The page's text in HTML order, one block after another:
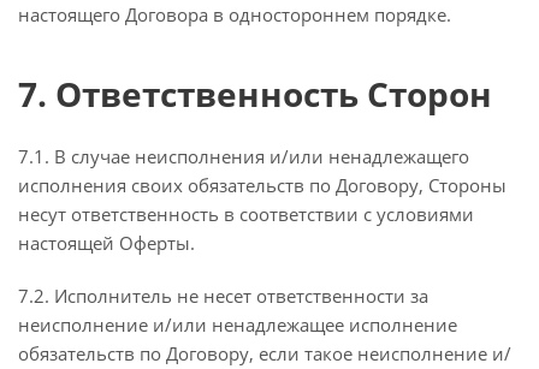
настоящего Договора в одностороннем порядке.
7. Ответственность Сторон
7.1. В случае неисполнения и/или ненадлежащего
исполнения своих обязательств по Договору, Стороны
несут ответственность в соответствии с условиями
настоящей Оферты.
7.2. Исполнитель не несет ответственности за
неисполнение и/или ненадлежащее исполнение
обязательств по Договору, если такое неисполнение и/